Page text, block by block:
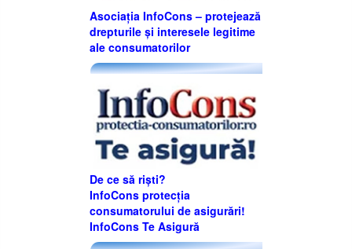
Asociația InfoCons – protejează
drepturile și interesele legitime
ale consumatorilor
De ce să riști?
InfoCons protecția
consumatorului de asigurări!
InfoCons Te Asigură